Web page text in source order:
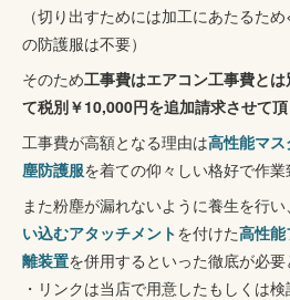
（切り出すためには加工にあたるた
の防護服は不要）
そのため工事費はエアコン工事費と
て税別￥10,000円を追加請求させて
工事費が高額となる理由は高性能マス
塵防護服を着ての仰々しい格好で作業
また粉塵が漏れないように養生を行
い込むアタッチメントを付けた高性
離装置を併用するといった徹底が必要
・リンクは当店で用意したもしくは